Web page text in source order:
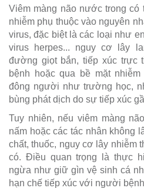
Viêm màng não nước trong
nhiễm phụ thuộc vào nguyên
virus, đặc biệt là các loại như
virus herpes... nguy cơ lây
đường giọt bắn, tiếp xúc trực
bệnh hoặc qua bề mặt
đông người như trường học,
bùng phát dịch do sự tiếp xúc
Tuy nhiên, nếu viêm màng
nấm hoặc các tác nhân không
chất, thuốc, nguy cơ lây nhiễm
có. Điều quan trọng là thực
ngừa như giữ gìn vệ sinh cá
hạn chế tiếp xúc với người